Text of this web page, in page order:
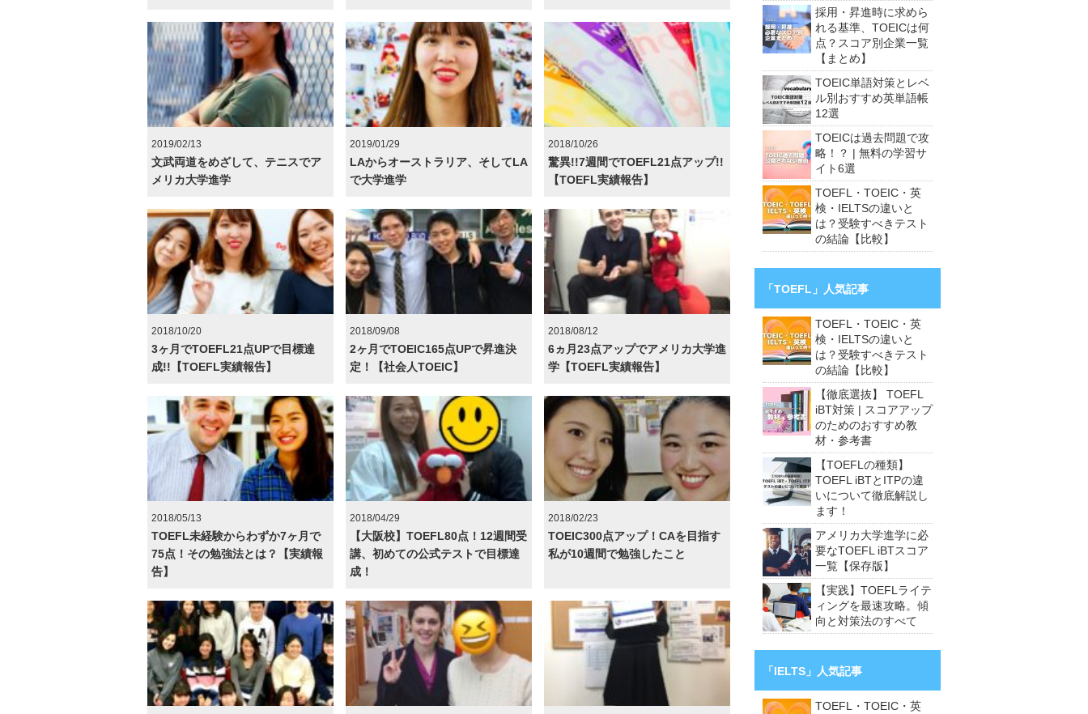
2019/02/13
文武両道をめざして、テニスでア
メリカ大学進学
2019/01/29
LAからオーストラリア、そしてLA
で大学進学
2018/10/26
驚異!!7週間でTOEFL21点アップ!!
【TOEFL実績報告】
2018/10/20
3ヶ月でTOEFL21点UPで目標達
成!!【TOEFL実績報告】
2018/09/08
2ヶ月でTOEIC165点UPで昇進決
定！【社会人TOEIC】
2018/08/12
6ヵ月23点アップでアメリカ大学進
学【TOEFL実績報告】
2018/05/13
TOEFL未経験からわずか7ヶ月で
75点！その勉強法とは？【実績報
告】
2018/04/29
【大阪校】TOEFL80点！12週間受
講、初めての公式テストで目標達
成！
2018/02/23
TOEIC300点アップ！CAを目指す
私が10週間で勉強したこと
採用・昇進時に求めら
れる基準、TOEICは何
点？スコア別企業一覧
【まとめ】
TOEIC単語対策とレベ
ル別おすすめ英単語帳
12選
TOEICは過去問題で攻
略！？ | 無料の学習サ
イト6選
TOEFL・TOEIC・英
検・IELTSの違いと
は？受験すべきテスト
の結論【比較】
「TOEFL」人気記事
TOEFL・TOEIC・英
検・IELTSの違いと
は？受験すべきテスト
の結論【比較】
【徹底選抜】 TOEFL
iBT対策 | スコアアップ
のためのおすすめ教
材・参考書
【TOEFLの種類】
TOEFL iBTとITPの違
いについて徹底解説し
ます！
アメリカ大学進学に必
要なTOEFL iBTスコア
一覧【保存版】
【実践】TOEFLライテ
ィングを最速攻略。傾
向と対策法のすべて
「IELTS」人気記事
TOEFL・TOEIC・英